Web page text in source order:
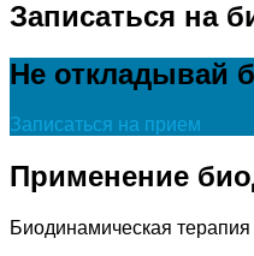
Записаться на
Не откладывай
Записаться на прием
Применение
Биодинамическая